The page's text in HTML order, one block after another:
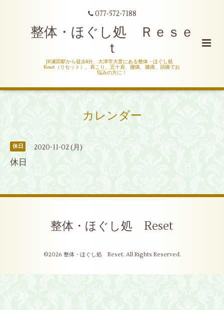
077-572-7188
整体・ほぐし処 Ｒｅｓｅ
ｔ
JR瀬田駅から徒歩8分、大津市大萱にある整体・ほぐし処
Reset（リセット）。肩こり、五十肩、腰痛、膝痛、頭痛でお
悩みの方に！
カレンダー
休日 2020-11-02 (月)
休日
整体・ほぐし処 Reset
©2026 整体・ほぐし処 Reset. All Rights Reserved.